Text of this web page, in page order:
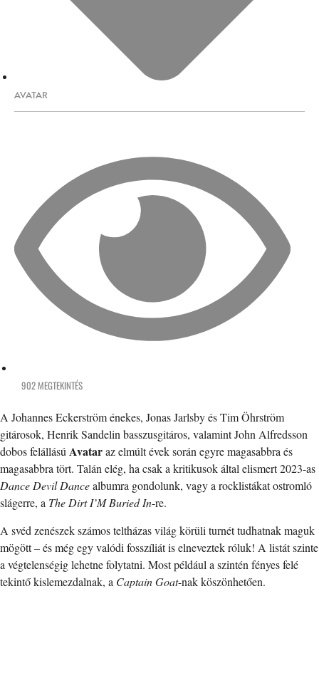
AVATAR
902 MEGTEKINTÉS
A Johannes Eckerström énekes, Jonas Jarlsby és Tim Öhrström
gitárosok, Henrik Sandelin basszusgitáros, valamint John Alfredsson
dobos felállású Avataraz elmúlt évek során egyre magasabbra és
magasabbra tört. Talán elég, ha csak a kritikusok által elismert 2023-as
Dance Devil Dancealbumra gondolunk, vagy a rocklistákat ostromló
slágerre, a The Dirt I’M Buried In-re.
A svéd zenészek számos teltházas világ körüli turnét tudhatnak maguk
mögött – és még egy valódi fosszíliát is elneveztek róluk! A listát szinte
a végtelenségig lehetne folytatni. Most például a szintén fényes felé
tekintő kislemezdalnak, a Captain Goat-nak köszönhetően.